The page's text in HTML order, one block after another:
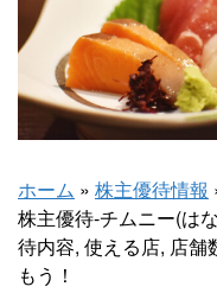
ホーム » 株主優待情報
株主優待-チムニー(は
待内容, 使える店, 店舗
もう！